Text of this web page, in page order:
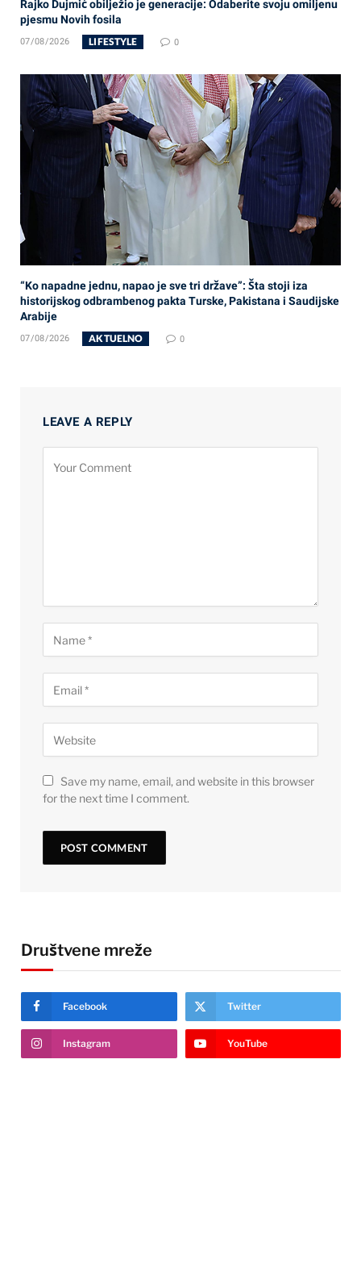
Rajko Dujmić obilježio je generacije: Odaberite svoju omiljenu
pjesmu Novih fosila
07/08/2026 LIFESTYLE 0
“Ko napadne jednu, napao je sve tri države”: Šta stoji iza
historijskog odbrambenog pakta Turske, Pakistana i Saudijske
Arabije
07/08/2026 AKTUELNO 0
LEAVE A REPLY
Save my name, email, and website in this browser
for the next time I comment.
Društvene mreže
Facebook Twitter
Instagram YouTube